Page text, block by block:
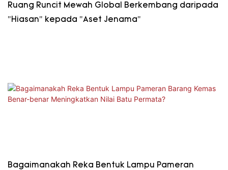
Ruang Runcit Mewah Global Berkembang daripada
"Hiasan" kepada "Aset Jenama"
Bagaimanakah Reka Bentuk Lampu Pameran